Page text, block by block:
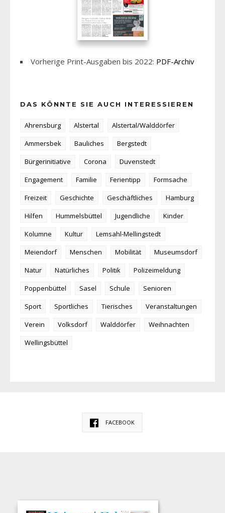
Vorherige Print-Ausgaben bis 2022: PDF-Archiv
DAS KÖNNTE SIE AUCH INTERESSIEREN
Ahrensburg Alstertal
Alstertal/Walddörfer
Ammersbek
Bauliches
Bergstedt
Bürgerinitiative
Corona
Duvenstedt
Engagement
Familie Ferientipp
Formsache
Freizeit
Geschichte Geschäftliches
Hamburg
Hilfen
Hummelsbüttel Jugendliche
Kinder
Kolumne
Kultur
Lemsahl-Mellingstedt
Meiendorf
Menschen Mobilität
Museumsdorf
Natur
Natürliches Politik
Polizeimeldung
Poppenbüttel
Sasel Schule
Senioren
Sport
Sportliches Tierisches
Veranstaltungen
Verein
Volksdorf Walddörfer
Weihnachten
Wellingsbüttel
FACEBOOK